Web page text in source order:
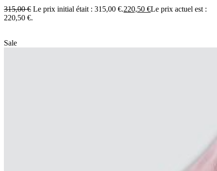
315,00€ Le prix initial était : 315,00 €.220,50 €Le prix actuel est :
220,50 €.
Sale